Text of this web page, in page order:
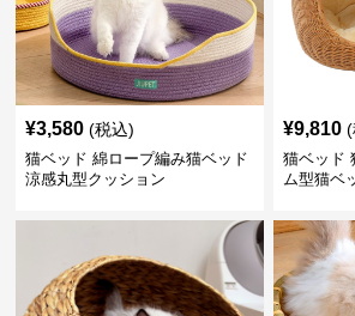
¥3,580 (税込)
猫ベッド 綿ロープ編み猫ベッド
涼感丸型クッション
¥9,810 (
猫ベッド
ム型猫ベ